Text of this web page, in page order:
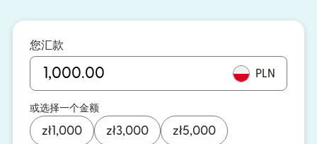
您汇款
PLN
或选择一个金额
zł1,000 zł3,000 zł5,000